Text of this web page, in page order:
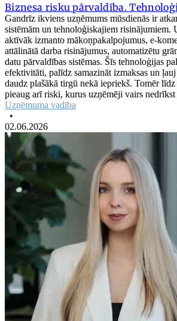
Biznesa risku pārvaldība.
Gandrīz ikviens uzņēmums mūsdienās ir
sistēmām un tehnoloģiskajiem risinājumiem.
aktīvāk izmanto mākoņpakalpojumus, e-
attālinātā darba risinājumus, automatizētu
datu pārvaldības sistēmas. Šīs tehnoloģijas
efektivitāti, palīdz samazināt izmaksas un
daudz plašākā tirgū nekā iepriekš. Tomēr
pieaug arī riski, kurus uzņēmēji vairs
Uzņēmuma vadība
•
02.06.2026